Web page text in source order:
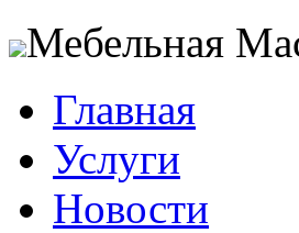
Мебельная
Главная
Услуги
Новости